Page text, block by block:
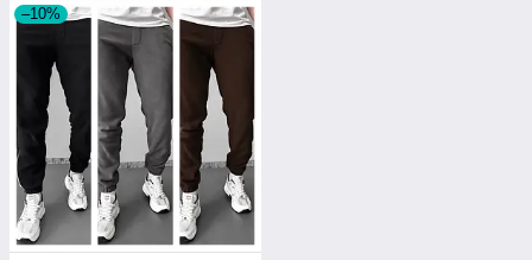
–10%